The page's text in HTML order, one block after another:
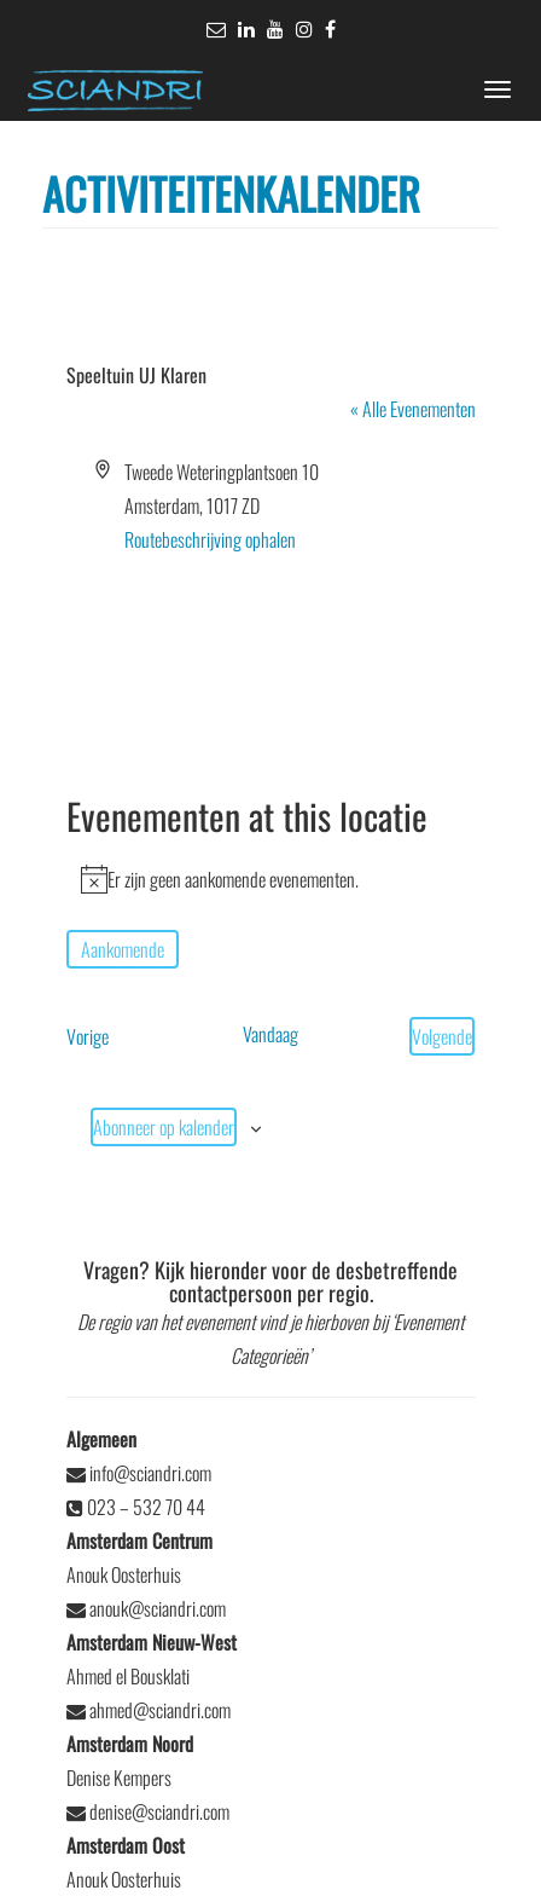
Toggle
ACTIVITEITENKALENDER
Speeltuin UJ Klaren
« Alle Evenementen
AdresTweede Weteringplantsoen 10
Amsterdam,1017 ZD
Routebeschrijving ophalen
Evenementen at this locatie
Bericht
Er zijn geen aankomende evenementen.
Aankomende
datum.
VorigeEvenementen Vandaag
Volgende
Abonneer op kalender
Vragen? Kijk hieronder voor de desbetreffende
contactpersoon per regio.
De regio van het evenement vind je hierboven bij ‘Evenement
Categorieën’
Algemeen
info@sciandri.com
023 – 532 70 44
Amsterdam Centrum
Anouk Oosterhuis
anouk@sciandri.com
Amsterdam Nieuw-West
Ahmed el Bousklati
ahmed@sciandri.com
Amsterdam Noord
Denise Kempers
denise@sciandri.com
Amsterdam Oost
Anouk Oosterhuis